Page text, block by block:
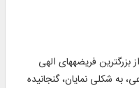
بزرگ‏ترين فريضه‏هاى الهى
به شكلى نمايان، گنجانيده